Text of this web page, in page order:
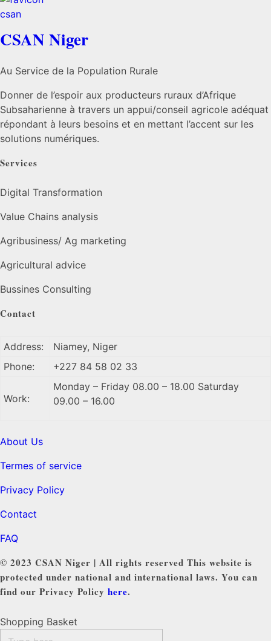
CSAN Niger
Au Service de la Population Rurale
Donner de l’espoir aux producteurs ruraux d’Afrique
Subsaharienne à travers un appui/conseil agricole adéquat
répondant à leurs besoins et en mettant l’accent sur les
solutions numériques.
Services
Digital Transformation
Value Chains analysis
Agribusiness/ Ag marketing
Agricultural advice
Bussines Consulting
Contact
Address:
Niamey, Niger
Phone:
+227 84 58 02 33
Work:
Monday – Friday 08.00 – 18.00 Saturday
09.00 – 16.00
About Us
Termes of service
Privacy Policy
Contact
FAQ
© 2023 CSAN Niger | All rights reserved This website is
protected under national and international laws. You can
find our Privacy Policy here.
Shopping Basket